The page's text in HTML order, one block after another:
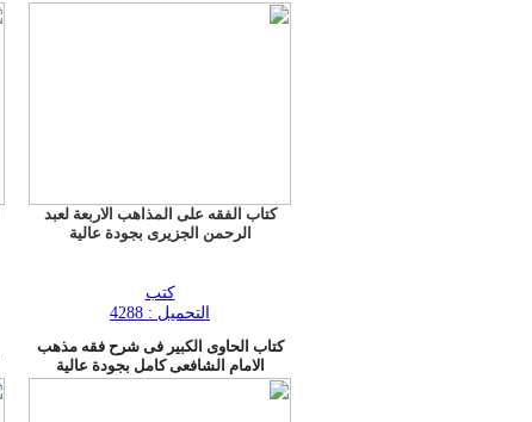
كتاب الفقه على المذاهب الاربعة لعبد
الرحمن الجزيرى بجودة عالية
كتب
التحميل : 4288
كتاب الحاوى الكبير فى شرح فقه مذهب
الامام الشافعى كامل بجودة عالية